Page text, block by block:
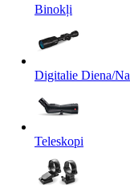
Binokļi
Digitalie Diena/
Teleskopi